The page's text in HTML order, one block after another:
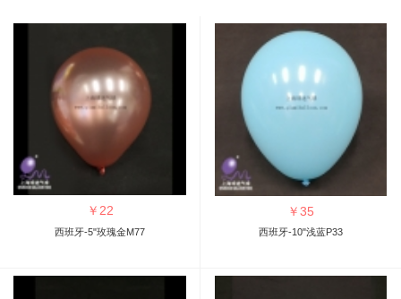
￥22
西班牙-5"玫瑰金M77
￥35
西班牙-10"浅蓝P33